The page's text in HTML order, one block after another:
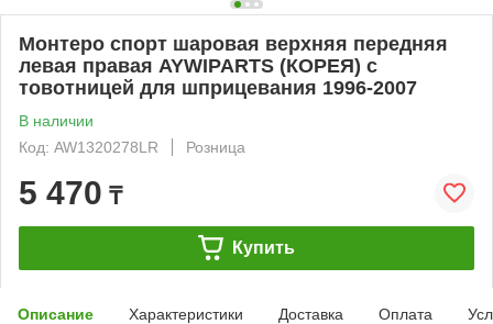
Монтеро спорт шаровая верхняя передняя
левая правая AYWIPARTS (КОРЕЯ) с
товотницей для шприцевания 1996-2007
В наличии
Код: AW1320278LR
Розница
5 470 ₸
Купить
Описание Характеристики Доставка Оплата